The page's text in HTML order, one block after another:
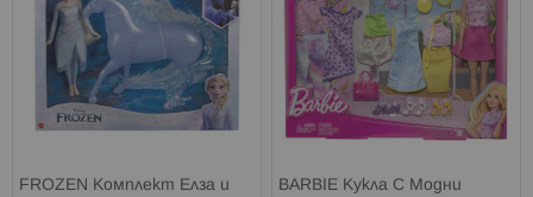
FROZEN Комплект Елза и
BARBIE Кукла С Модни